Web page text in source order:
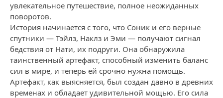
увлекательное путешествие, полное неожиданных
поворотов.
История начинается с того, что Соник и его верные
спутники — Тэйлз, Наклз и Эми — получают сигнал
бедствия от Нати, их подруги. Она обнаружила
таинственный артефакт, способный изменить баланс
сил в мире, и теперь ей срочно нужна помощь.
Артефакт, как выясняется, был создан давно в древних
временах и обладает удивительной мощью. Его сила